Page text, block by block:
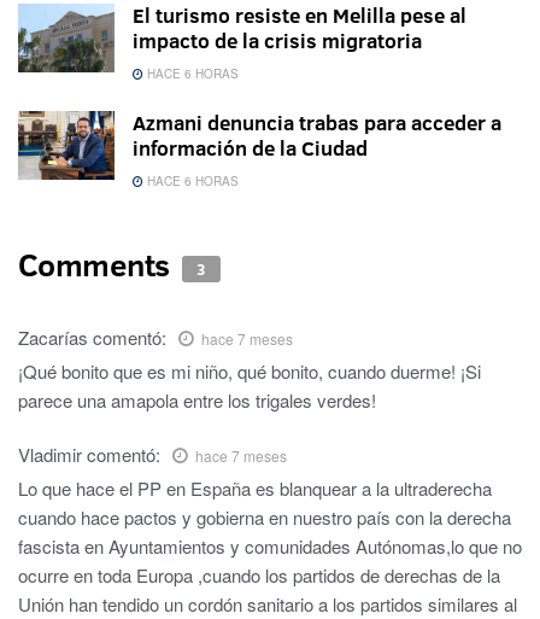
El turismo resiste en Melilla pese al
impacto de la crisis migratoria
HACE 6 HORAS
Azmani denuncia trabas para acceder a
información de la Ciudad
HACE 6 HORAS
Comments 3
Zacarías comentó: hace 7 meses
¡Qué bonito que es mi niño, qué bonito, cuando duerme! ¡Si
parece una amapola entre los trigales verdes!
Vladimircomentó: hace 7 meses
Lo que hace el PP en España es blanquear a la ultraderecha
cuando hace pactos y gobierna en nuestro país con la derecha
fascista en Ayuntamientos y comunidades Autónomas,lo que no
ocurre en toda Europa ,cuando los partidos de derechas de la
Unión han tendido un cordón sanitario a los partidos similares al